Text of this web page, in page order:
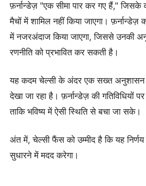
फ़र्नान्डेज़ "एक सीमा पार कर गए हैं," जिसके
मैचों में शामिल नहीं किया जाएगा। फ़र्नान्डेज़
में नजरअंदाज किया जाएगा, जिससे उनकी
रणनीति को प्रभावित कर सकती है।
यह कदम चेल्सी के अंदर एक सख्त
देखा जा रहा है। फ़र्नान्डेज़ की गतिविधियों
ताकि भविष्य में ऐसी स्थिति से बचा जा सके।
अंत में, चेल्सी फैंस को उम्मीद है कि यह निर्णय
सुधारने में मदद करेगा।